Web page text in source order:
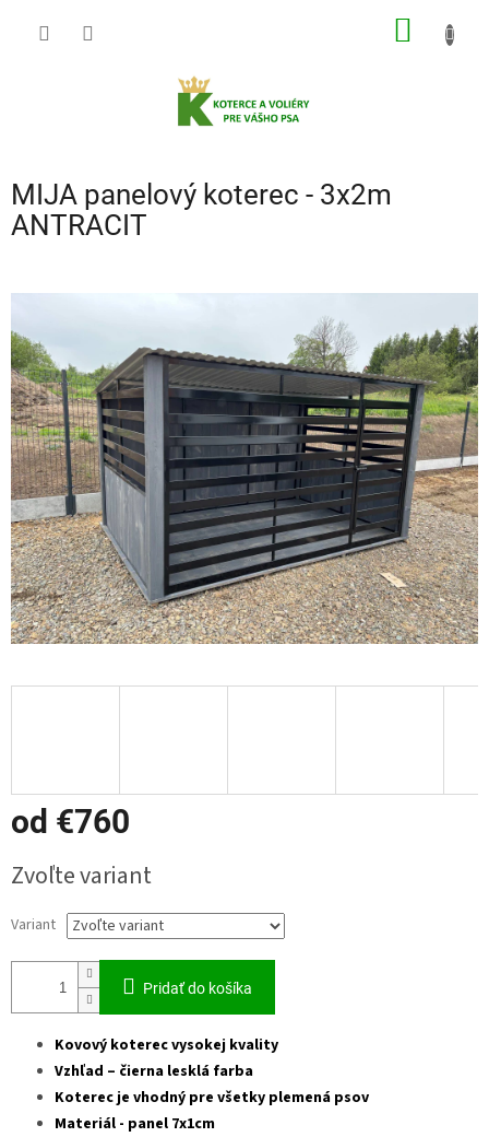
MIJA panelový koterec - 3x2m
ANTRACIT
od €760
cena:
Zvoľte variant
Variant
Pridať do košíka
Kovový koterec vysokej kvality
Vzhľad – čierna lesklá farba
Koterec je vhodný pre všetky plemená psov
Materiál - panel 7x1cm